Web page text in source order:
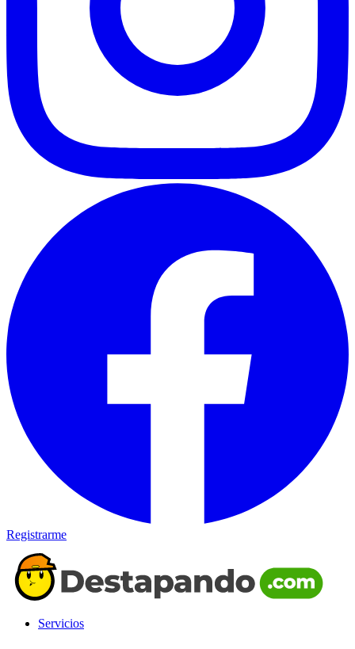
Registrarme
Servicios